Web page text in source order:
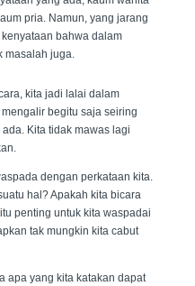
pria. Namun, yang jarang
bahwa dalam
masalah juga.
kita jadi lalai dalam
begitu saja seiring
Kita tidak mawas lagi
dengan perkataan kita.
hal? Apakah kita bicara
penting untuk kita waspadai
tak mungkin kita cabut
apa yang kita katakan dapat